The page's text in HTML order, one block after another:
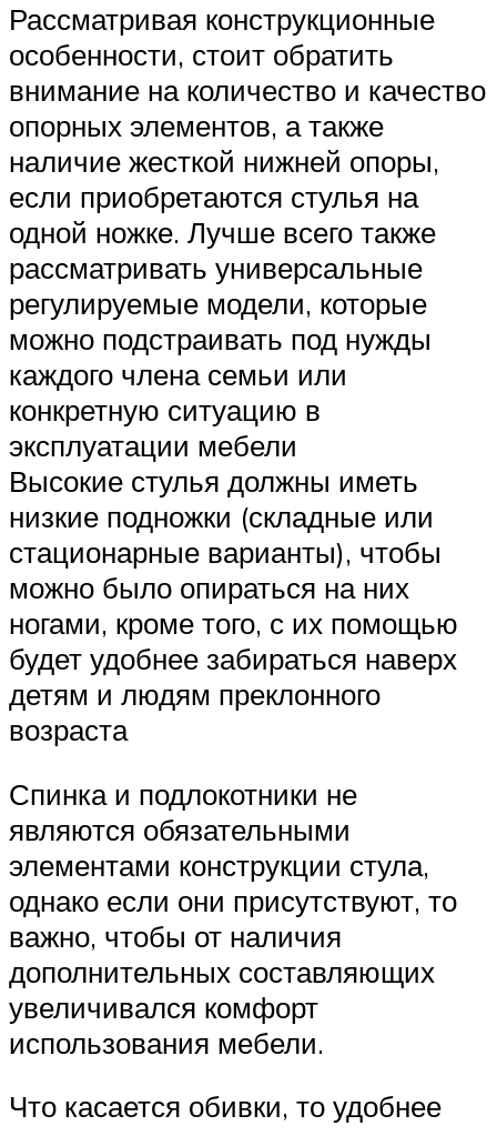
Рассматривая конструкционные
особенности, стоит обратить
внимание на количество и качество
опорных элементов, а также
наличие жесткой нижней опоры,
если приобретаются стулья на
одной ножке. Лучше всего также
рассматривать универсальные
регулируемые модели, которые
можно подстраивать под нужды
каждого члена семьи или
конкретную ситуацию в
эксплуатации мебели
Высокие стулья должны иметь
низкие подножки (складные или
стационарные варианты), чтобы
можно было опираться на них
ногами, кроме того, с их помощью
будет удобнее забираться наверх
детям и людям преклонного
возраста
Спинка и подлокотники не
являются обязательными
элементами конструкции стула,
однако если они присутствуют, то
важно, чтобы от наличия
дополнительных составляющих
увеличивался комфорт
использования мебели.
Что касается обивки, то удобнее